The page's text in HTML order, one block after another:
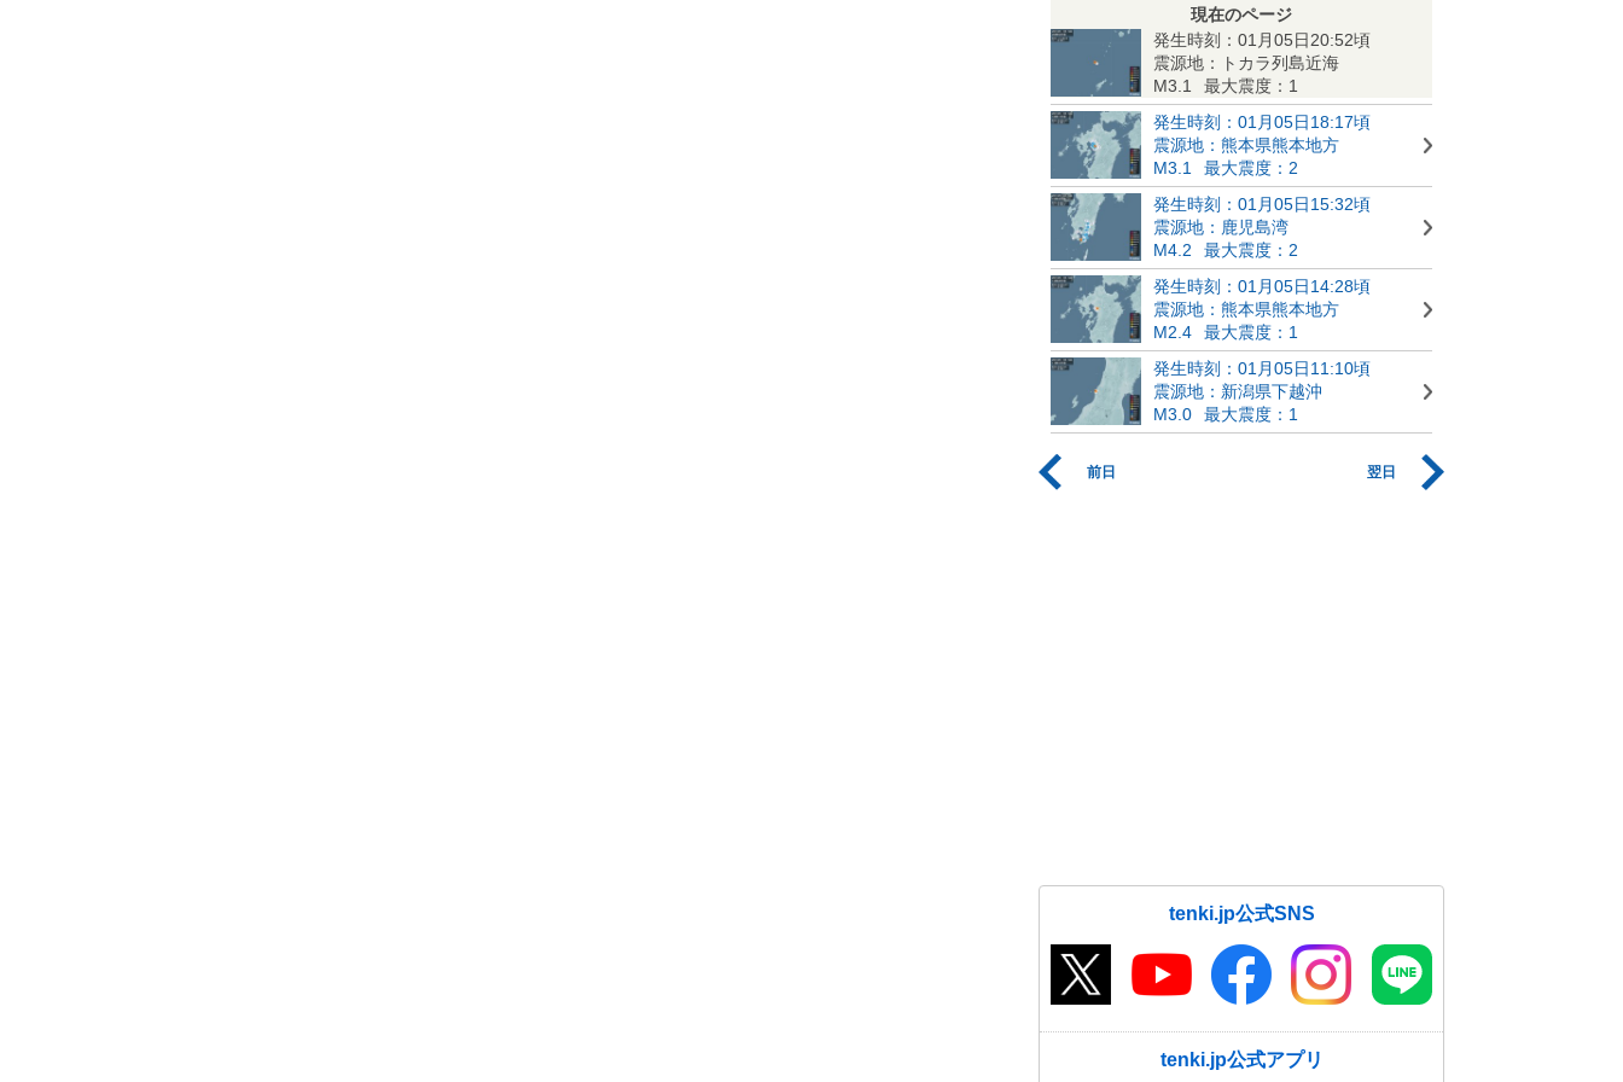
現在のページ
発生時刻：01月05日20:52頃
震源地：トカラ列島近海
M3.1
最大震度：1
発生時刻：01月05日18:17頃
震源地：熊本県熊本地方
M3.1
最大震度：2
発生時刻：01月05日15:32頃
震源地：鹿児島湾
M4.2
最大震度：2
発生時刻：01月05日14:28頃
震源地：熊本県熊本地方
M2.4
最大震度：1
発生時刻：01月05日11:10頃
震源地：新潟県下越沖
M3.0
最大震度：1
前日 翌日
tenki.jp公式SNS
tenki.jp公式アプリ